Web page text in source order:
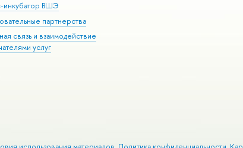
инкубатор ВШЭ
партнерства
связь и взаимодействие
услуг